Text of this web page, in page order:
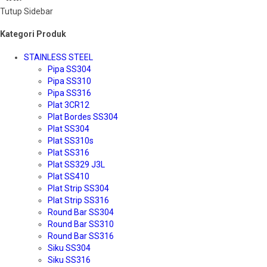
Tutup Sidebar
Kategori Produk
STAINLESS STEEL
Pipa SS304
Pipa SS310
Pipa SS316
Plat 3CR12
Plat Bordes SS304
Plat SS304
Plat SS310s
Plat SS316
Plat SS329 J3L
Plat SS410
Plat Strip SS304
Plat Strip SS316
Round Bar SS304
Round Bar SS310
Round Bar SS316
Siku SS304
Siku SS316